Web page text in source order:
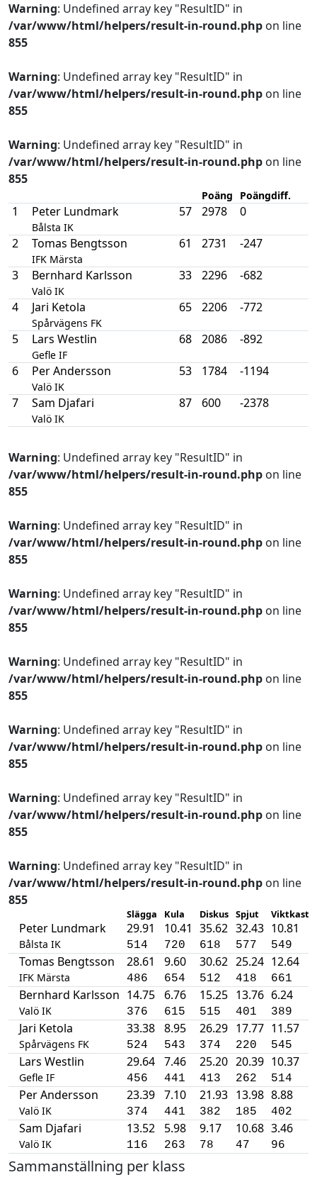
Warning: Undefined array key "ResultID" in
/var/www/html/helpers/result-in-round.php on line
855
Warning: Undefined array key "ResultID" in
/var/www/html/helpers/result-in-round.php on line
855
Warning: Undefined array key "ResultID" in
/var/www/html/helpers/result-in-round.php on line
855
Poäng Poängdiff.
1 Peter Lundmark
Bålsta IK
57 2978 0
2 Tomas Bengtsson
IFK Märsta
61 2731 -247
3 Bernhard Karlsson
Valö IK
33 2296 -682
4 Jari Ketola
Spårvägens FK
65 2206 -772
5 Lars Westlin
Gefle IF
68 2086 -892
6 Per Andersson
Valö IK
53 1784 -1194
7 Sam Djafari
Valö IK
87 600 -2378
Warning: Undefined array key "ResultID" in
/var/www/html/helpers/result-in-round.php on line
855
Warning: Undefined array key "ResultID" in
/var/www/html/helpers/result-in-round.php on line
855
Warning: Undefined array key "ResultID" in
/var/www/html/helpers/result-in-round.php on line
855
Warning: Undefined array key "ResultID" in
/var/www/html/helpers/result-in-round.php on line
855
Warning: Undefined array key "ResultID" in
/var/www/html/helpers/result-in-round.php on line
855
Warning: Undefined array key "ResultID" in
/var/www/html/helpers/result-in-round.php on line
855
Warning: Undefined array key "ResultID" in
/var/www/html/helpers/result-in-round.php on line
855
Slägga Kula Diskus Spjut
Peter Lundmark
Bålsta IK
29.91
514
10.41
720
35.62
618
32.43
577
10.81
549
Tomas Bengtsson
IFK Märsta
28.61
486
9.60
654
30.62
512
25.24
418
12.64
661
Bernhard Karlsson
Valö IK
14.75
376
6.76
615
15.25
515
13.76
401
6.24
389
Jari Ketola
Spårvägens FK
33.38
524
8.95
543
26.29
374
17.77
220
11.57
545
Lars Westlin
Gefle IF
29.64
456
7.46
441
25.20
413
20.39
262
10.37
514
Per Andersson
Valö IK
23.39
374
7.10
441
21.93
382
13.98
185
8.88
402
Sam Djafari
Valö IK
13.52
116
5.98
263
9.17
78
10.68
47
3.46
96
Sammanställning per klass